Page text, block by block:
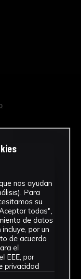
nos ayudan
Para
su
todas",
de datos
por un
de acuerdo
el
EEE, por
privacidad